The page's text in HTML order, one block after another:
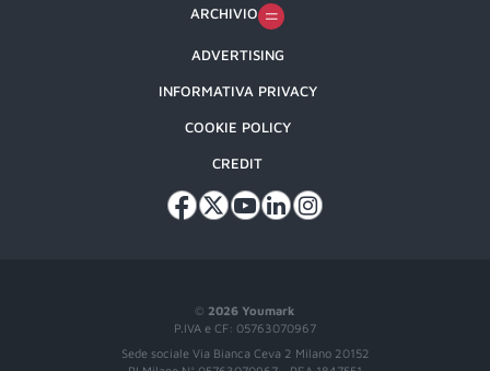
© 2026 Youmark
P.IVA e CF: 05763070967
Sede sociale Via Bianca Ceva 2 Milano 20152
ARCHIVIO
ADVERTISING
INFORMATIVA PRIVACY
COOKIE POLICY
CREDIT